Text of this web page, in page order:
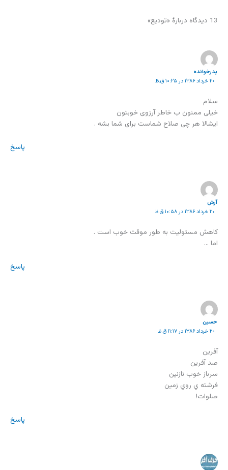
13 دیدگاه دربارهٔ «تودیع»
پدرخوانده
۲۰ خرداد ۱۳۸۶ در ۱۰:۲۵ ق.ظ
سلام
خیلی ممنون ب خاطر آرزوی خوبتون
ایشالا هر چی صلاح شماست برای شما بشه .
پاسخ
آرش
۲۰ خرداد ۱۳۸۶ در ۱۰:۵۸ ق.ظ
کاهش مسئولیت به طور موقت خوب است .
اما …
پاسخ
حسين
۲۰ خرداد ۱۳۸۶ در ۱۱:۱۷ ق.ظ
آفرين
صد آفرين
سرباز خوب نازنين
فرشته ي روي زمين
صلوات!
پاسخ